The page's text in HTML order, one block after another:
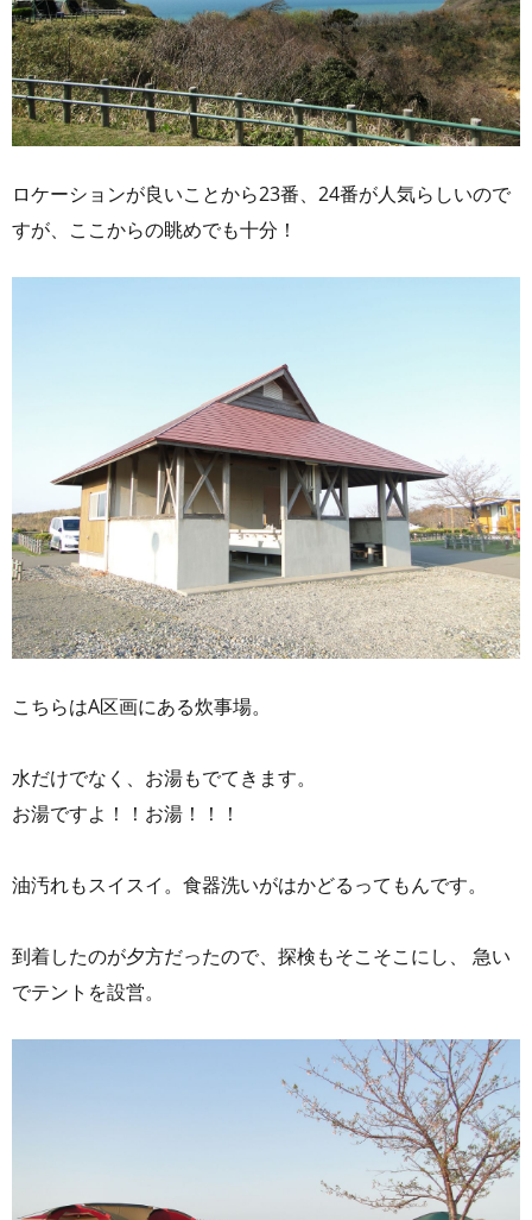
ロケーションが良いことから23番、24番が人気らしいので
すが、ここからの眺めでも十分！
こちらはA区画にある炊事場。
水だけでなく、お湯もでてきます。
お湯ですよ！！お湯！！！
油汚れもスイスイ。食器洗いがはかどるってもんです。
到着したのが夕方だったので、探検もそこそこにし、 急い
でテントを設営。